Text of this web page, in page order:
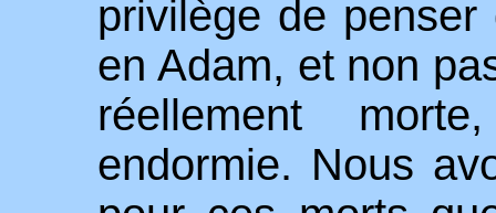
privilège de
en Adam, et non
réellement
endormie. Nous